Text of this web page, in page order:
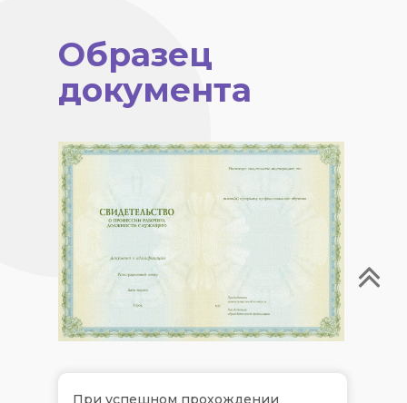
Образец
документа
При успешном прохождении